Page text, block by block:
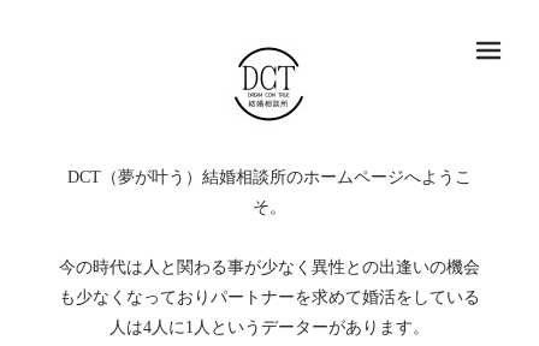
DCT（夢が叶う）結婚相談所のホームページへようこ
そ。
今の時代は人と関わる事が少なく異性との出逢いの機会
も少なくなっておりパートナーを求めて婚活をしている
人は4人に1人というデーターがあります。